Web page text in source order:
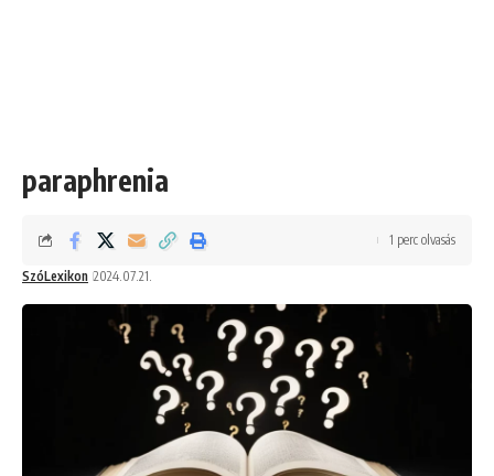
paraphrenia
SzóLexikon 2024.07.21.
1 perc olvasás